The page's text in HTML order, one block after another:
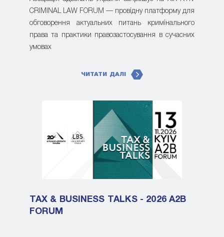
CRIMINAL LAW FORUM — провідну платформу для
обговорення актуальних питань кримінального
права та практики правозастосування в сучасних
умовах
ЧИТАТИ ДАЛІ
TAX & BUSINESS TALKS - 2026 A2B
FORUM